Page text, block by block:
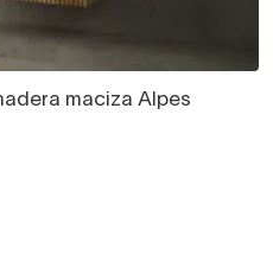
maciza Alpes